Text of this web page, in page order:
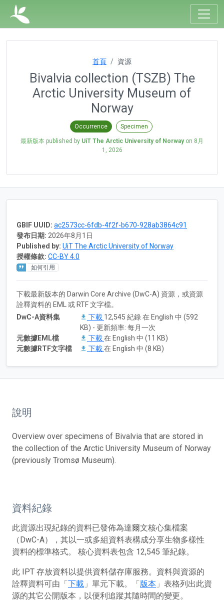
首頁 資源
Bivalvia collection (TSZB) The
Arctic University Museum of
Norway
Occurrence Specimen
最新版本 published by UiT The Arctic University of Norwayon 8月
1, 2026
GBIF UUID: ac2573cc-6fdb-4f2f-b670-928ab3864c91
發布日期: 2026年8月1日
Published by: UiT The Arctic University of Norway
授權條款: CC-BY 4.0
如何引用
下載最新版本的 Darwin Core Archive (DwC-A) 資源，或資源
詮釋資料的 EML 或 RTF 文字檔。
DwC-A資料集
下載 12,545 紀錄 在 English 中 (592
KB) - 更新頻率: 每月一次
元數據EML檔
下載在 English 中 (11 KB)
元數據RTF文字檔
下載在 English 中 (8 KB)
說明
Overview over specimens of Bivalvia that are stored in
the collection of the Arctic University Museum of Norway
(previously Tromsø Museum).
資料紀錄
此資源出現紀錄的資料已發佈為達爾文核心集檔案
（DwC-A），其以一或多組資料表構成分享生物多樣性
資料的標準格式。 核心資料表包含 12,545 筆紀錄。
此 IPT 存放資料以提供資料儲存庫服務。資料與資源的
詮釋資料可由「下載 」單元下載。「版本 」表格列出此資
源的其它公開版本，以便利追蹤其隨時間的變更。